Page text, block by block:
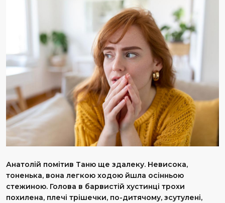
Анатолій помітив Таню ще здалеку. Невисока,
тоненька, вона легкою ходою йшла осінньою
стежиною. Голова в барвистій хустинці трохи
похилена, плечі трішечки, по-дитячому, зсутулені,